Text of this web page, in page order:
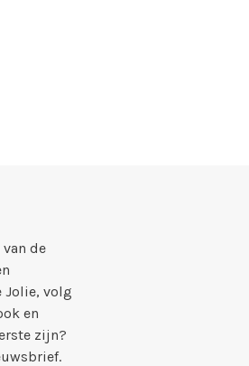
de
Jolie, volg
en
zijn?